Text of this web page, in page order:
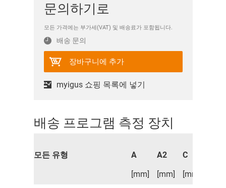
문의하기로
모든 가격에는 부가세(VAT) 및 배송료가 포함됩니다.
배송 문의
장바구니에 추가
myigus 쇼핑 목록에 넣기
배송 프로그램 측정 장치
모든 유형 A A2 C
[mm]
[mm] [mm]